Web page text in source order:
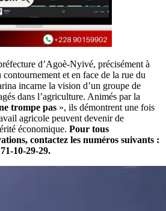
d’Agoè-Nyivé, précisément à
et en face de la rue du
incarne la vision d’un groupe de
dans l’agriculture. Animés par la
trompe pas », ils démontrent une fois
agricole peuvent devenir de
économique. Pour tous
contactez les numéros suivants :
10-29-29.